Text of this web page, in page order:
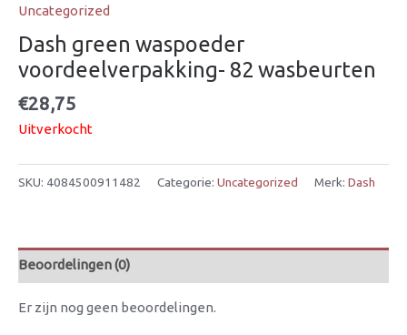
Uncategorized
Dash green waspoeder
voordeelverpakking- 82 wasbeurten
€28,75
Uitverkocht
SKU: 4084500911482 Categorie: Uncategorized Merk: Dash
Beoordelingen (0)
Er zijn nog geen beoordelingen.